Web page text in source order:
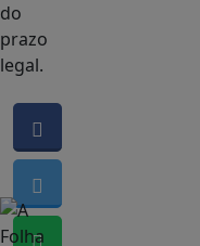
do
prazo
legal.